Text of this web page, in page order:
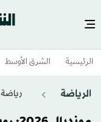
الرئيسية الشرق الأوسط​
الرياضة